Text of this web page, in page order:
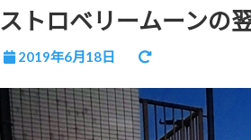
ストロベリームーンの
2019年6月18日